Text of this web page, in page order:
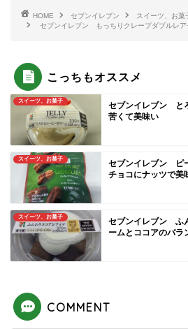
HOME セブンイレブン
スイーツ、お菓
セブンイレブン もっちりクレープダブルレア
こっちもオススメ
スイーツ、お菓子
セブンイレブン と
苦くて美味い
スイーツ、お菓子
セブンイレブン ピ
チョコにナッツで美
スイーツ、お菓子
セブンイレブン ふ
ームとココアのバラ
COMMENT